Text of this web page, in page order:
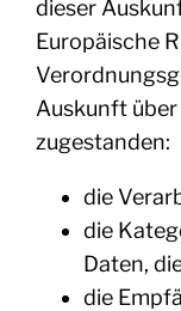
dieser
Europäische
Auskunft
zugestanden:
die
die
Daten,
die